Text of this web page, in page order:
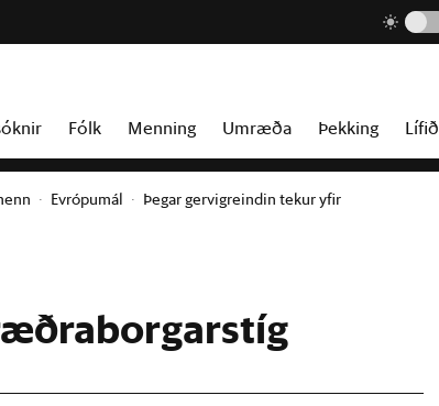
Fólk Menning Umræða Þekking Lífið
Evrópumál Þegar gervigreindin tekur yfir